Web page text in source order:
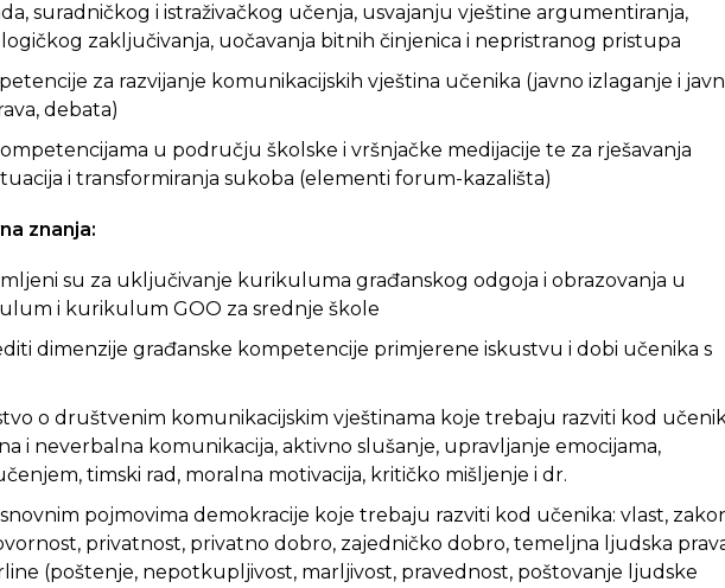
suradničkog i istraživačkog učenja, usvajanju vještine argumentiranja,
zaključivanja, uočavanja bitnih činjenica i nepristranog pristupa
za razvijanje komunikacijskih vještina učenika (javno izlaganje i
debata)
u području školske i vršnjačke medijacije te za rješavanja
i transformiranja sukoba (elementi forum-kazališta)
znanja:
su za uključivanje kurikuluma građanskog odgoja i obrazovanja u
i kurikulum GOO za srednje škole
dimenzije građanske kompetencije primjerene iskustvu i dobi učenika s
o društvenim komunikacijskim vještinama koje trebaju razviti kod
i neverbalna komunikacija, aktivno slušanje, upravljanje emocijama,
timski rad, moralna motivacija, kritičko mišljenje i dr.
pojmovima demokracije koje trebaju razviti kod učenika: vlast,
privatnost, privatno dobro, zajedničko dobro, temeljna ljudska
(poštenje, nepotkupljivost, marljivost, pravednost, poštovanje ljudske